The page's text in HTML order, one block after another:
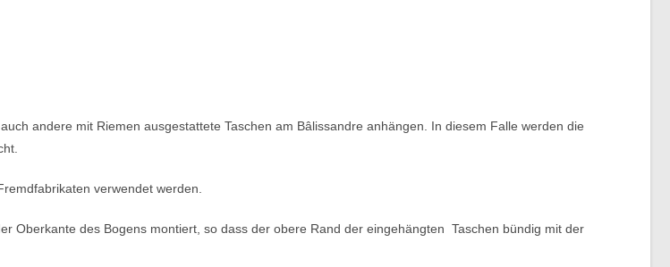
andere mit Riemen ausgestattete Taschen am Bâlissandre anhängen. In diesem Falle werden die
verwendet werden.
Oberkante des Bogens montiert, so dass der obere Rand der eingehängten Taschen bündig mit der